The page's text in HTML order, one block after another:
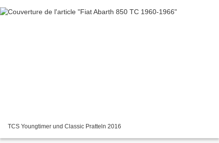
TCS Youngtimer und Classic Pratteln 2016